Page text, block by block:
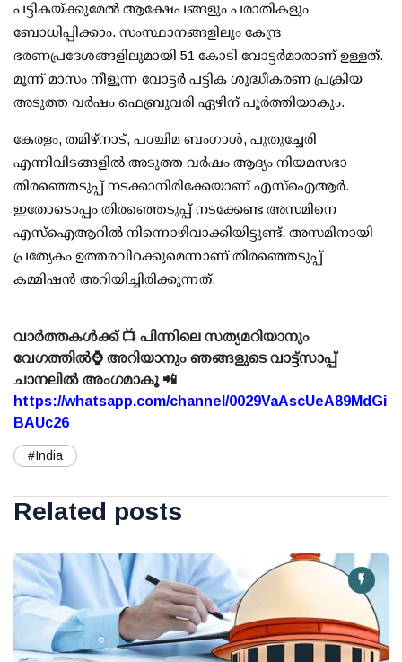
പട്ടികയ്ക്കുമേല്‍ ആക്ഷേപങ്ങളും പരാതികളും
ബോധിപ്പിക്കാം. സംസ്ഥാനങ്ങളിലും കേന്ദ്ര
ഭരണപ്രദേശങ്ങളിലുമായി 51 കോടി വോട്ടര്‍മാരാണ് ഉള്ളത്.
മൂന്ന് മാസം നീളുന്ന വോട്ടര്‍ പട്ടിക ശുദ്ധീകരണ പ്രക്രിയ
അടുത്ത വര്‍ഷം ഫെബ്രുവരി ഏഴിന് പൂര്‍ത്തിയാകും.
കേരളം, തമിഴ്നാട്, പശ്ചിമ ബംഗാള്‍, പുതുച്ചേരി
എന്നിവിടങ്ങളില്‍ അടുത്ത വര്‍ഷം ആദ്യം നിയമസഭാ
തിരഞ്ഞെടുപ്പ് നടക്കാനിരിക്കേയാണ് എസ്ഐആര്‍.
ഇതോടൊപ്പം തിരഞ്ഞെടുപ്പ് നടക്കേണ്ട അസമിനെ
എസ്ഐആറില്‍ നിന്നൊഴിവാക്കിയിട്ടുണ്ട്. അസമിനായി
പ്രത്യേകം ഉത്തരവിറക്കുമെന്നാണ് തിരഞ്ഞെടുപ്പ്
കമ്മിഷന്‍ അറിയിച്ചിരിക്കുന്നത്.
വാർത്തകൾക്ക് 📺 പിന്നിലെ സത്യമറിയാനും
വേഗത്തിൽ⌚ അറിയാനും ഞങ്ങളുടെ വാട്ട്സാപ്പ്
ചാനലിൽ അംഗമാകൂ 📲
https://whatsapp.com/channel/0029VaAscUeA89MdGi
BAUc26
#India
Related posts